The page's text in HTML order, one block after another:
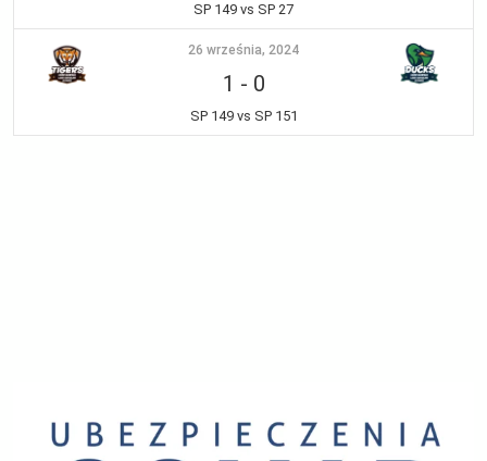
SP 149 vs SP 27
26 września, 2024
1 - 0
SP 149 vs SP 151